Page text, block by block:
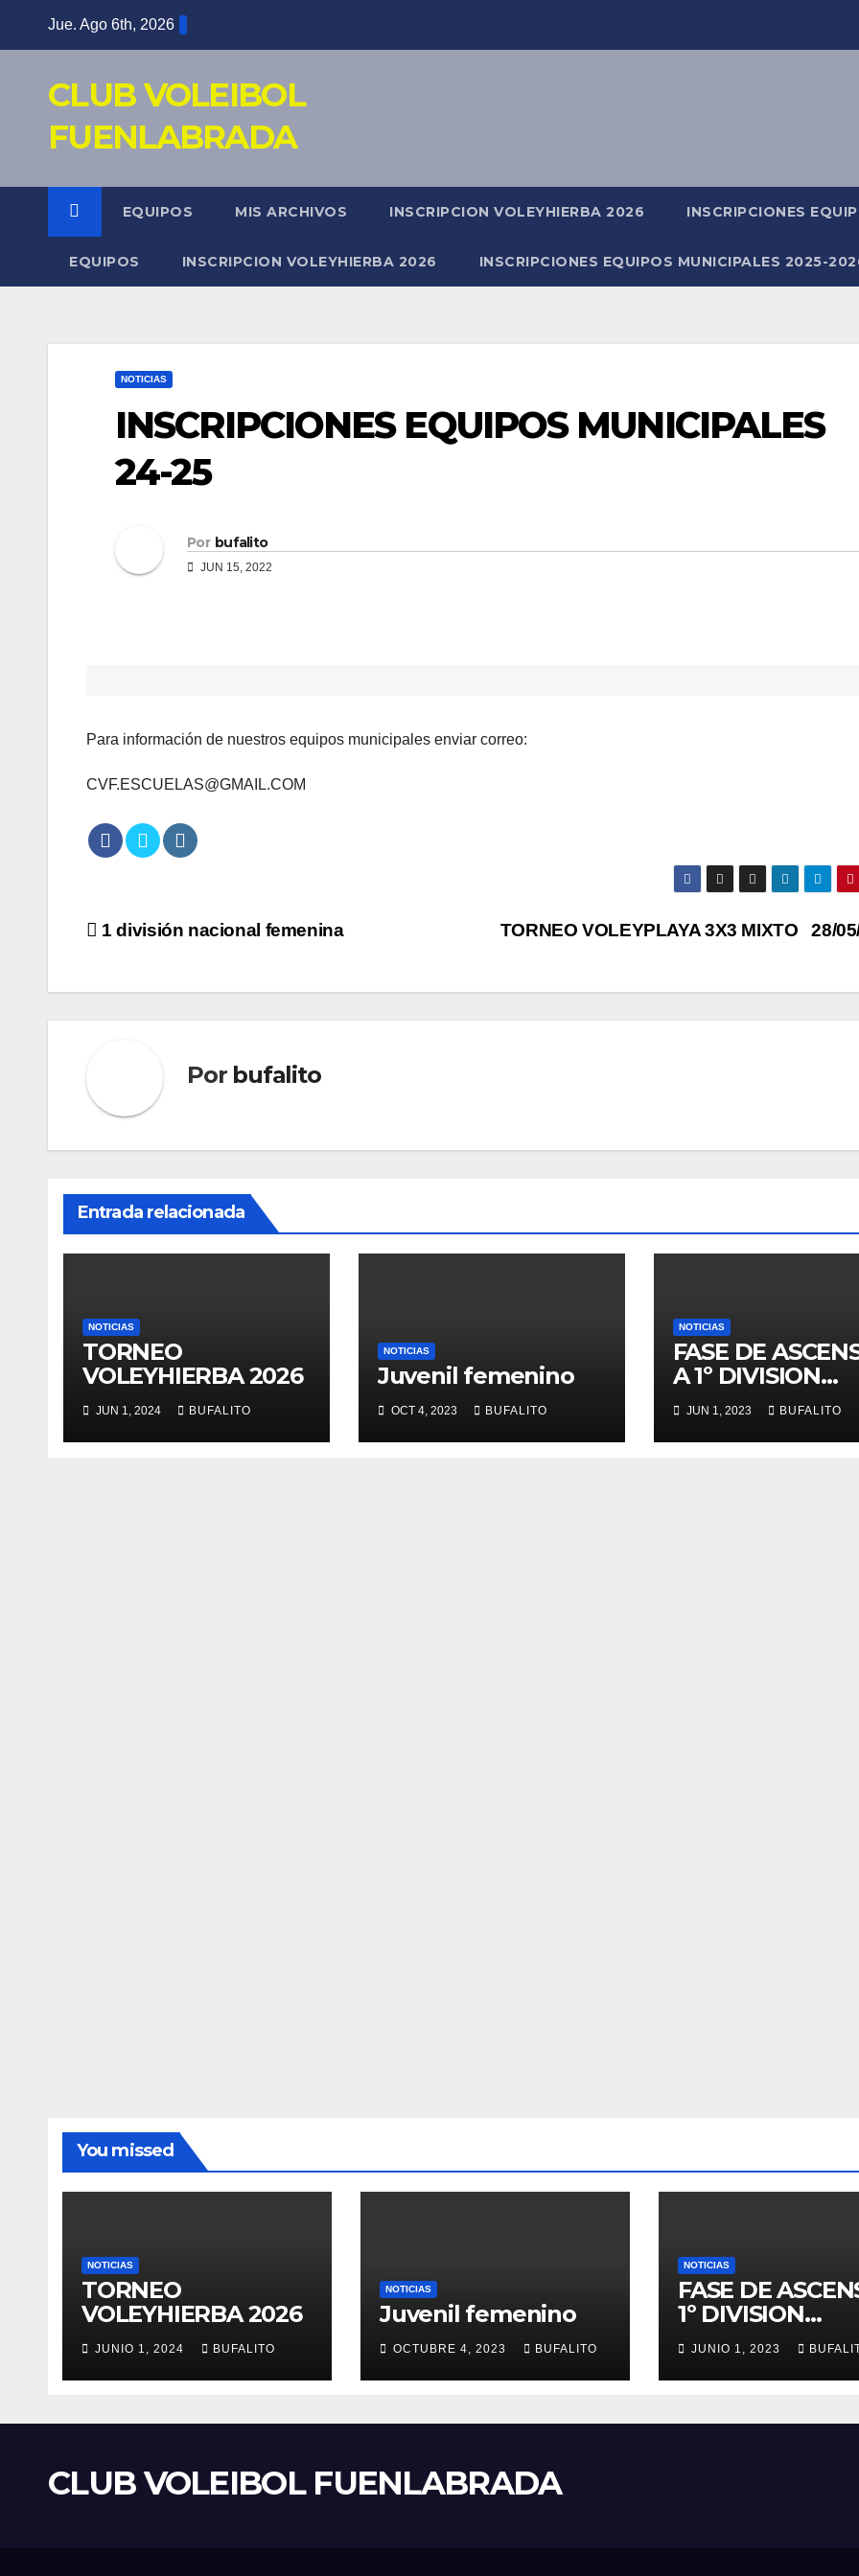
Jue. Ago 6th, 2026
CLUB VOLEIBOL
FUENLABRADA
EQUIPOS MIS ARCHIVOS INSCRIPCION VOLEYHIERBA 2026 INSCRIPCIONES
EQUIPOS INSCRIPCION VOLEYHIERBA 2026 INSCRIPCIONES EQUIPOS MUNICIPALES 2025-
NOTICIAS
INSCRIPCIONES EQUIPOS MUNICIPALES
24-25
Por bufalito
JUN 15, 2022
Para información de nuestros equipos municipales enviar correo:
CVF.ESCUELAS@GMAIL.COM
Navegación
TORNEO VOLEYPLAYA 3X3 MIXTO 28/
1 división nacional femenina
Por bufalito
Entrada relacionada
NOTICIAS
TORNEO
VOLEYHIERBA 2026
JUN 1, 2024 BUFALITO
NOTICIAS
Juvenil femenino
OCT 4, 2023 BUFALITO
NOTICIAS
FASE DE
A 1º DIVISION
NACIONAL
JUN 1, 2023 BUFALITO
You missed
NOTICIAS
TORNEO
VOLEYHIERBA 2026
JUNIO 1, 2024 BUFALITO
NOTICIAS
Juvenil femenino
OCTUBRE 4, 2023 BUFALITO
NOTICIAS
FASE DE
1º DIVISION
NACIONAL
JUNIO 1, 2023
CLUB VOLEIBOL FUENLABRADA